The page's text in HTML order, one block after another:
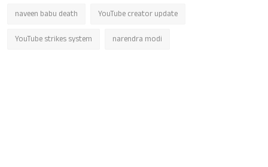
naveen babu death YouTube creator update
YouTube strikes system narendra modi